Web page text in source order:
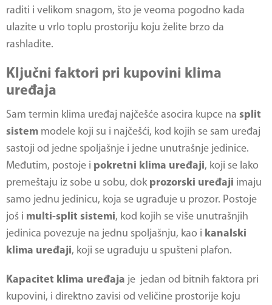
raditi i velikom snagom, što je veoma pogodno kada
ulazite u vrlo toplu prostoriju koju želite brzo da
rashladite.
Ključni faktori pri kupovini klima
uređaja
Sam termin klima uređaj najčešće asocira kupce na split
sistem modele koji su i najčešći, kod kojih se sam uređaj
sastoji od jedne spoljašnje i jedne unutrašnje jedinice.
Međutim, postoje i pokretni klima uređaji, koji se lako
premeštaju iz sobe u sobu, dok prozorski uređaji imaju
samo jednu jedinicu, koja se ugrađuje u prozor. Postoje
još i multi-split sistemi, kod kojih se više unutrašnjih
jedinica povezuje na jednu spoljašnju, kao i kanalski
klima uređaji, koji se ugrađuju u spušteni plafon.
Kapacitet klima uređaja je jedan od bitnih faktora pri
kupovini, i direktno zavisi od veličine prostorije koju